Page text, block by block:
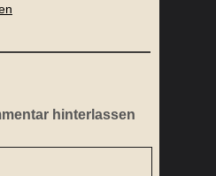
hinterlassen